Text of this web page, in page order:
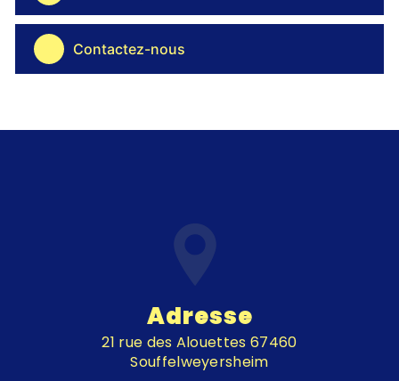
Contactez-nous
Adresse
21 rue des Alouettes 67460
Souffelweyersheim